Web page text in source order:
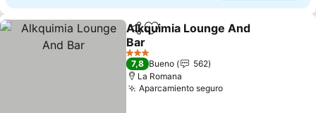
CompartirAgregar a favoritos
Alkquimia Lounge And
Bar
3 Estrellas
7,8 Bueno
562
La Romana
Aparcamiento seguro